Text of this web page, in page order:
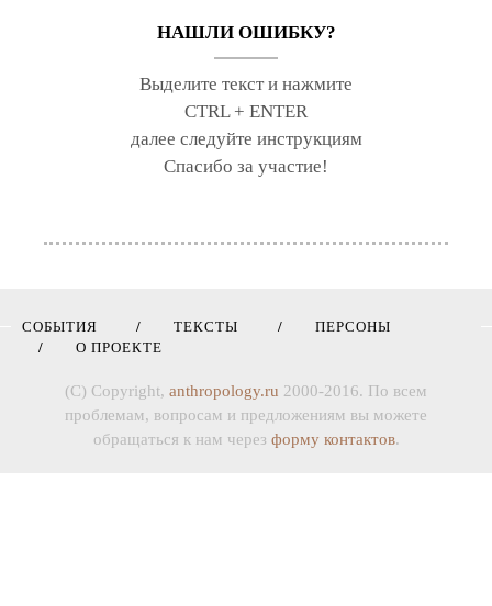
НАШЛИ ОШИБКУ?
Выделите текст и нажмите
CTRL + ENTER
далее следуйте инструкциям
Спасибо за участие!
СОБЫТИЯ ТЕКСТЫ
ПЕРСОНЫ
О ПРОЕКТЕ
(C) Copyright, anthropology.ru 2000-2016. По всем
проблемам, вопросам и предложениям вы можете
обращаться к нам через форму контактов.